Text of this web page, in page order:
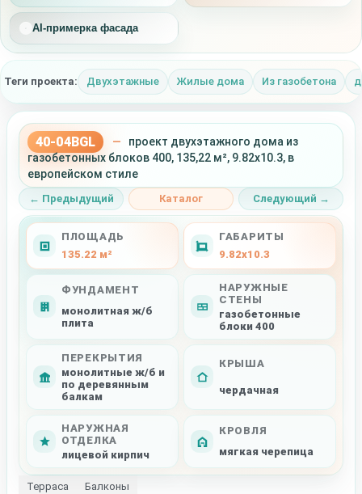
AI-примерка фасада
Теги проекта: Двухэтажные Жилые дома Из газобетона
40-04BGL —
проект двухэтажного дома из
газобетонных блоков 400, 135,22 м², 9.82x10.3, в
европейском стиле
← Предыдущий Каталог Следующий →
ПЛОЩАДЬ
135.22 м²
ГАБАРИТЫ
9.82x10.3
ФУНДАМЕНТ
монолитная ж/б
плита
НАРУЖНЫЕ
СТЕНЫ
газобетонные
блоки 400
ПЕРЕКРЫТИЯ
монолитные ж/б и
по деревянным
балкам
КРЫША
чердачная
НАРУЖНАЯ
ОТДЕЛКА
лицевой кирпич
КРОВЛЯ
мягкая черепица
Терраса Балконы